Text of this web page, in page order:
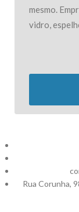
mesmo.
vidro,
Rua Corunha,